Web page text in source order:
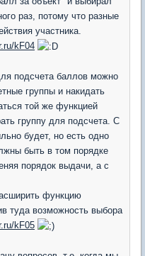
раз, потому что разные
участника.
kF04
подсчета баллов можно
группы и накидать
той же функцией
группу для подсчета. С
будет, но есть одно
быть в том порядке
порядок выдачи, а с
функцию
туда возможность выбора
kF05